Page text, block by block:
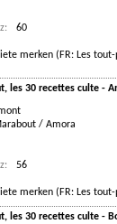
60
merken (FR: Les
les 30 recettes culte -
/ Amora
56
merken (FR: Les
les 30 recettes culte -